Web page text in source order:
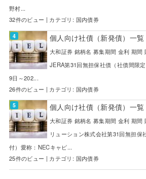
野村...
32件のビュー | カテゴリ: 国内債券
個人向け社債（新発債）一覧
大和証券 銘柄名 募集期間 金利 期間
JERA第31回無担保社債（社債間限
9日～202...
26件のビュー | カテゴリ: 国内債券
個人向け社債（新発債）一覧
大和証券 銘柄名 募集期間 金利 期間
リューション株式会社第31回無担保
付）愛称：NECキャピ...
25件のビュー | カテゴリ: 国内債券